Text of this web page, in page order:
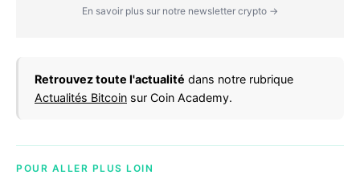
En savoir plus sur notre newsletter crypto →
Retrouvez toute l'actualité dans notre rubrique
Actualités Bitcoin sur Coin Academy.
POUR ALLER PLUS LOIN